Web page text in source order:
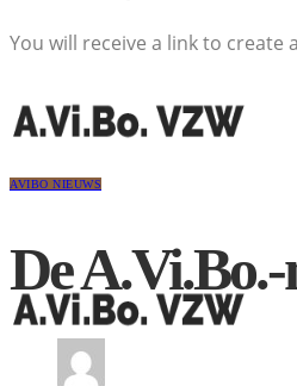
You will receive a link to create
AVIBO NIEUWS
De